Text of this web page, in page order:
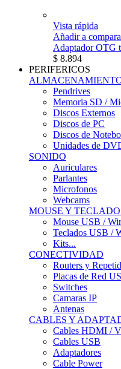
Vista rápida
Añadir a
Adaptador OTG
$ 8.894
PERIFERICOS
Pendrives
Memoria SD /
Discos Externos
Discos de PC
Discos de
Unidades de
SONIDO
Auriculares
Parlantes
Microfonos
Webcams
MOUSE Y
Mouse USB /
Teclados USB /
Kits...
CONECTIVIDAD
Routers y
Placas de Red
Switches
Camaras IP
Antenas
CABLES Y
Cables HDMI /
Cables USB
Adaptadores
Cable Power